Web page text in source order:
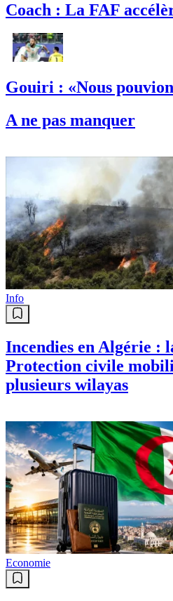
Coach : La FAF
Gouiri : «Nous
A ne pas manquer
Info
Incendies en Algérie :
Protection civile
plusieurs wilayas
Economie